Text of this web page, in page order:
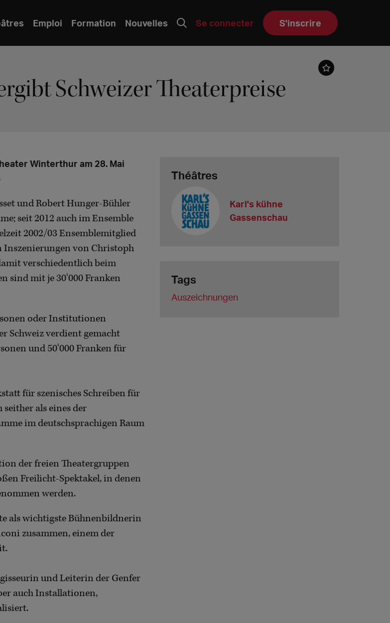
Emploi Formation Nouvelles Se connecter S'inscrire
Schweizer Theaterpreise
Winterthur am 28. Mai
und Robert Hunger-Bühler
seit 2012 auch im Ensemble
2002/03 Ensemblemitglied
Inszenierungen von Christoph
verschiedentlich beim
sind mit je 30‘000 Franken
oder Institutionen
Schweiz verdient gemacht
und 50‘000 Franken für
für szenisches Schreiben für
als eines der
im deutschsprachigen Raum
der freien Theatergruppen
Freilicht-Spektakel, in denen
werden.
als wichtigste Bühnenbildnerin
zusammen, einem der
und Leiterin der Genfer
auch Installationen,
Théâtres
Karl's kühne
Gassenschau
Tags
Auszeichnungen